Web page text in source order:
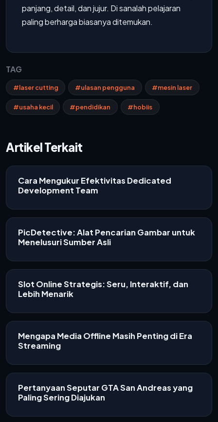
panjang, detail, dan jujur. Di sanalah pelajaran
paling berharga biasanya ditemukan.
TAG
#laser cutting #ulasan pengguna #mesin laser
#usaha kecil #pendidikan #hobiis
Artikel Terkait
Cara Mengukur Efektivitas Dedicated
Development Team
PicDetective: Alat Pencarian Gambar untuk
Menelusuri Sumber Asli
Slot Online Strategis: Seru, Interaktif, dan
Lebih Menarik
Mengapa Media Offline Masih Penting di Era
Streaming
Pertanyaan Seputar GTA San Andreas yang
Paling Sering Diajukan